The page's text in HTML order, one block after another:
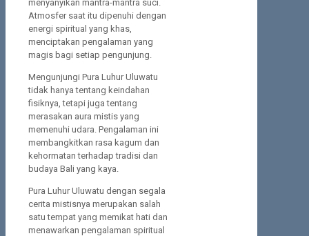
menyanyikan mantra-mantra suci.
Atmosfer saat itu dipenuhi dengan
energi spiritual yang khas,
menciptakan pengalaman yang
magis bagi setiap pengunjung.
Mengunjungi Pura Luhur Uluwatu
tidak hanya tentang keindahan
fisiknya, tetapi juga tentang
merasakan aura mistis yang
memenuhi udara. Pengalaman ini
membangkitkan rasa kagum dan
kehormatan terhadap tradisi dan
budaya Bali yang kaya.
Pura Luhur Uluwatu dengan segala
cerita mistisnya merupakan salah
satu tempat yang memikat hati dan
menawarkan pengalaman spiritual